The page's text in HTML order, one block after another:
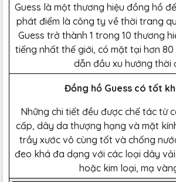
Guess là một thương hiệu đồng hồ
phát điểm là công ty về thời trang
Guess trở thành 1 trong 10 thương
tiếng nhất thế giới, có mặt tại hơn
dẫn đầu xu hướng thời
Đồng hồ Guess có tốt
Những chi tiết đều được chế tác từ
cấp, dây da thượng hạng và mặt
trầy xước vô cùng tốt và chống
đeo khá đa dạng với các loại dây
hoặc kim loại, mạ